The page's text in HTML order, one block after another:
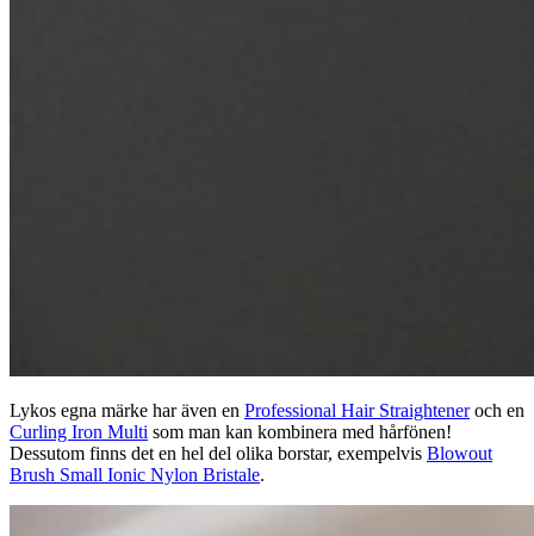
Lykos egna märke har även en Professional Hair Straighteneroch en
Curling Iron Multi som man kan kombinera med hårfönen!
Dessutom finns det en hel del olika borstar, exempelvis Blowout
Brush Small Ionic Nylon Bristale.